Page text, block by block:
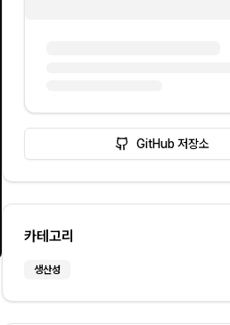
GitHub 저장소
카테고리
생산성